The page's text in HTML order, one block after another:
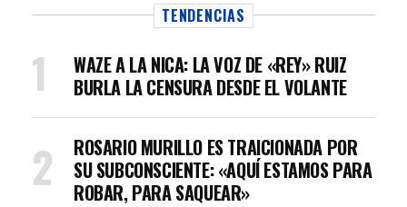
TENDENCIAS
WAZE A LA NICA: LA VOZ DE «REY» RUIZ
BURLA LA CENSURA DESDE EL VOLANTE
ROSARIO MURILLO ES TRAICIONADA POR
SU SUBCONSCIENTE: «AQUÍ ESTAMOS PARA
ROBAR, PARA SAQUEAR»